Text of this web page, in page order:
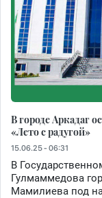
В городе Аркадаг
«Лето с радугой»
15.06.25 - 06:31
В
Гулмаммедова
Мамилиева под